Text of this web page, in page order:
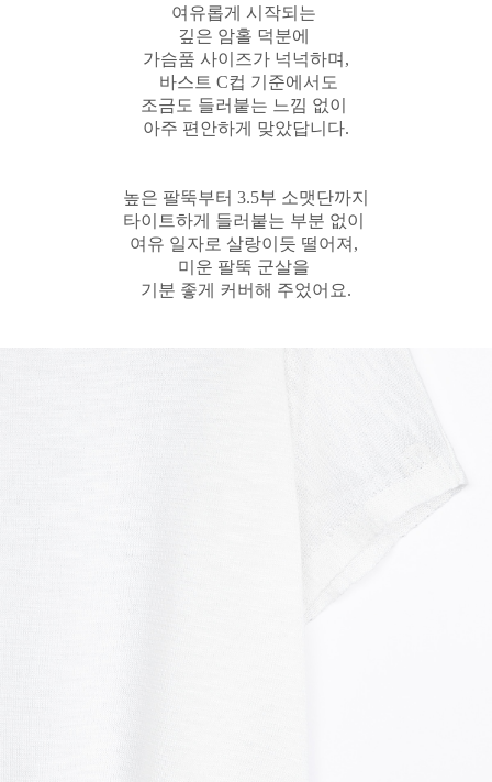
여유롭게 시작되는
깊은 암홀 덕분에
가슴품 사이즈가 넉넉하며,
바스트 C컵 기준에서도
조금도 들러붙는 느낌 없이
아주 편안하게 맞았답니다.
높은 팔뚝부터 3.5부 소맷단까지
타이트하게 들러붙는 부분 없이
여유 일자로 살랑이듯 떨어져,
미운 팔뚝 군살을
기분 좋게 커버해 주었어요.